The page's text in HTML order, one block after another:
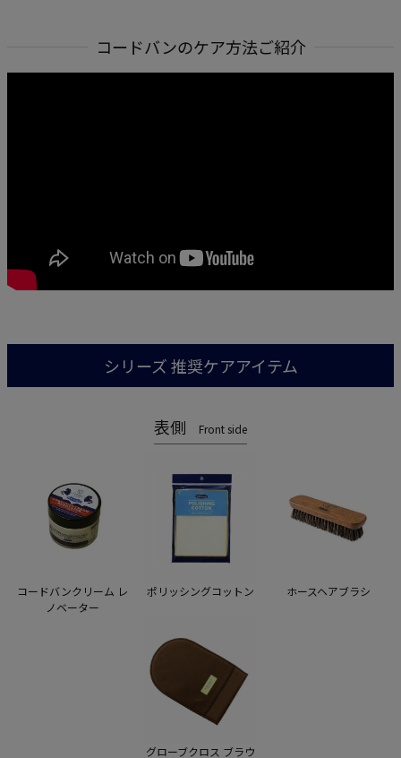
コードバンのケア方法ご紹介
シリーズ 推奨ケアアイテム
表側 Front side
コードバンクリーム レ
ノベーター
ポリッシングコットン ホースヘアブラシ
グローブクロス ブラウ